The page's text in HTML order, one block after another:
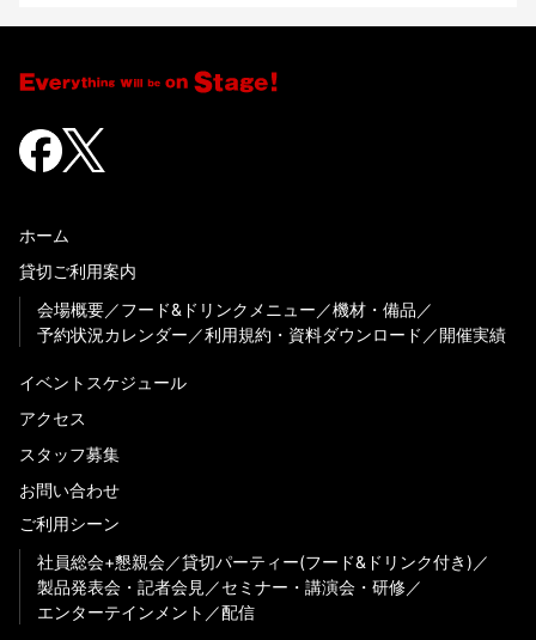
ホーム
貸切ご利用案内
会場概要
フード&ドリンクメニュー
機材・備品
予約状況カレンダー
利用規約・資料ダウンロード 開催実績
イベントスケジュール
アクセス
スタッフ募集
お問い合わせ
ご利用シーン
社員総会+懇親会
貸切パーティー(フード&ドリンク付き)
製品発表会・記者会見
セミナー・講演会・研修
エンターテインメント
配信